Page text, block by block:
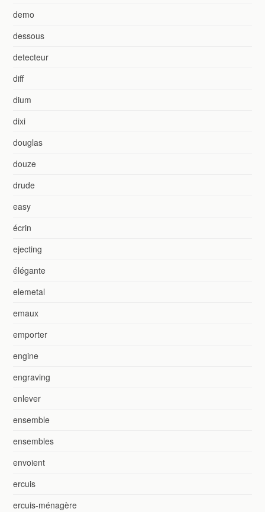
demo
dessous
detecteur
diff
dium
dixi
douglas
douze
drude
easy
écrin
ejecting
élégante
elemetal
emaux
emporter
engine
engraving
enlever
ensemble
ensembles
envoient
ercuis
ercuis-ménagère